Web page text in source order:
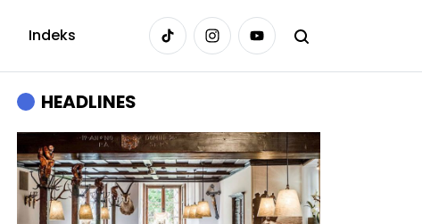
Indeks
HEADLINES